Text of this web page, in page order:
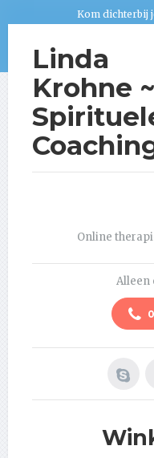
Kom dichterbij
Linda
Krohne ~
Online
Alleen